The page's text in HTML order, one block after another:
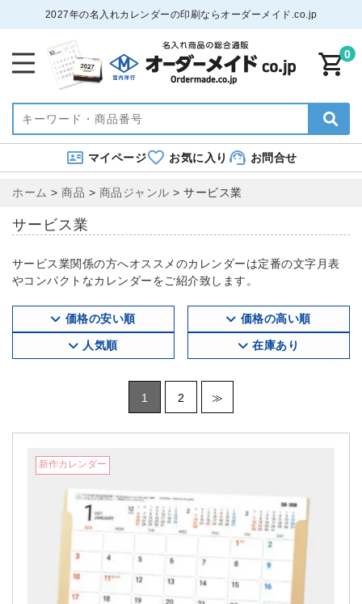
2027年の名入れカレンダーの印刷ならオーダーメイド.co.jp
0
マイページ お気に入り お問合せ
ホーム > 商品 > 商品ジャンル > サービス業
サービス業
サービス業関係の方へオススメのカレンダーは定番の文字月表
やコンパクトなカレンダーをご紹介致します。
価格の安い順 価格の高い順
人気順 在庫あり
1 2 ≫
新作カレンダー